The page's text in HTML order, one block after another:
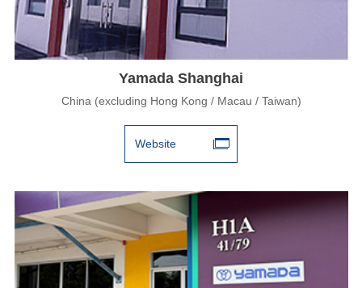
Yamada Shanghai
China (excluding Hong Kong / Macau / Taiwan)
Website